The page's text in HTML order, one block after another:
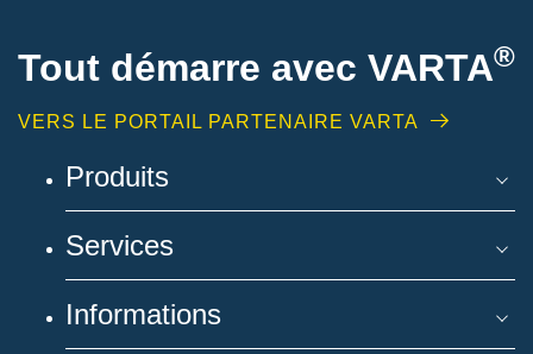
Tout démarre avec VARTA®
VERS LE PORTAIL PARTENAIRE VARTA
Produits
Services
Informations